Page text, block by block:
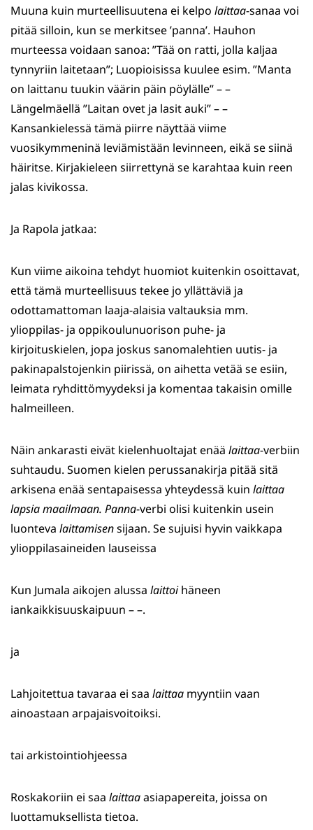
Muuna kuin murteellisuutena ei kelpo laittaa-sanaa voi
pitää silloin, kun se merkitsee ’panna’. Hauhon
murteessa voidaan sanoa: ”Tää on ratti, jolla kaljaa
tynnyriin laitetaan”; Luopioisissa kuulee esim. ”Manta
on laittanu tuukin väärin päin pöylälle” – –
Längelmäellä ”Laitan ovet ja lasit auki” – –
Kansankielessä tämä piirre näyttää viime
vuosikymmeninä leviämistään levinneen, eikä se siinä
häiritse. Kirjakieleen siirrettynä se karahtaa kuin reen
jalas kivikossa.
Ja Rapola jatkaa:
Kun viime aikoina tehdyt huomiot kuitenkin osoittavat,
että tämä murteellisuus tekee jo yllättäviä ja
odottamattoman laaja-alaisia valtauksia mm.
ylioppilas- ja oppikoulunuorison puhe- ja
kirjoituskielen, jopa joskus sanomalehtien uutis- ja
pakinapalstojenkin piirissä, on aihetta vetää se esiin,
leimata ryhdittömyydeksi ja komentaa takaisin omille
halmeilleen.
Näin ankarasti eivät kielenhuoltajat enää laittaa-verbiin
suhtaudu. Suomen kielen perussanakirja pitää sitä
arkisena enää sentapaisessa yhteydessä kuin laittaa
lapsia maailmaan. Panna-verbi olisi kuitenkin usein
luonteva laittamisensijaan. Se sujuisi hyvin vaikkapa
ylioppilasaineiden lauseissa
Kun Jumala aikojen alussa laittoihäneen
iankaikkisuuskaipuun – –.
ja
Lahjoitettua tavaraa ei saa laittaa myyntiin vaan
ainoastaan arpajaisvoitoiksi.
tai arkistointiohjeessa
Roskakoriin ei saa laittaaasiapapereita, joissa on
luottamuksellista tietoa.